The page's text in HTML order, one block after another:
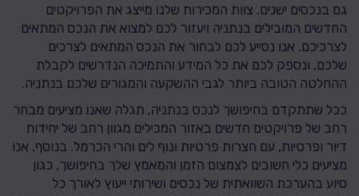
גם בנכסים ישנים. צוות המכירות שלנו מייצג את הפרויקטים
החדשים המובילים בנתניה ויעזור לכם למצוא את הנכס המתאים
לצרכיכם. אנו נסייע לכם לבחור את הנכס המתאים לצרכים
שלכם, ונספק לכם את כל המידע והתמיכה הנדרשים לקבלת
ההחלטה הטובה ביותר לגבי ההשקעה והמגורים שלכם בנתניה.
ככל שתתקדם בחיפושך לנכס בנתניה, תגלה שאנו מציעים מבחר
רחב של פרויקטים חדשים באזור המכילים מגוון רחב של יחידות
דיור ופרטיות, עם חצרות פרטיות ונוף לים והרי הכרמל. בנוסף, אנו
מציעים כלי חשובים לצמצום הזמן והמאמץ שלך בחיפושך, כגון
סיוע בהערכת השוואתית של נכסים ושירותי ייעוץ לאורך כל